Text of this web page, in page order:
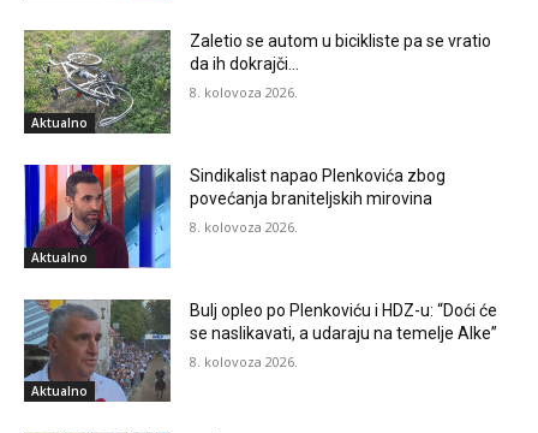
Aktualno
Zaletio se autom u bicikliste pa se vratio
da ih dokrajči…
8. kolovoza 2026.
Aktualno
Sindikalist napao Plenkovića zbog
povećanja braniteljskih mirovina
8. kolovoza 2026.
Aktualno
Bulj opleo po Plenkoviću i HDZ-u: “Doći će
se naslikavati, a udaraju na temelje Alke”
8. kolovoza 2026.